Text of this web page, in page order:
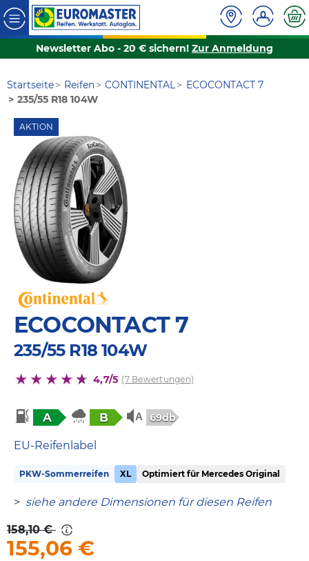
Newsletter Abo - 20 € sichern! Zur Anmeldung
Startseite Reifen CONTINENTAL
ECOCONTACT 7
235/55 R18 104W
AKTION
ECOCONTACT 7
235/55 R18 104W
4,7/5 (7 Bewertungen)
A B 69db
EU-Reifenlabel
PKW-Sommerreifen XL Optimiert für Mercedes Original
> siehe andere Dimensionen für diesen Reifen
158,10 €
155,06 €